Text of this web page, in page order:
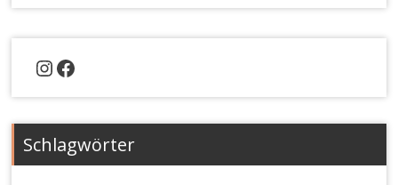
Instagram
Facebook
Schlagwörter